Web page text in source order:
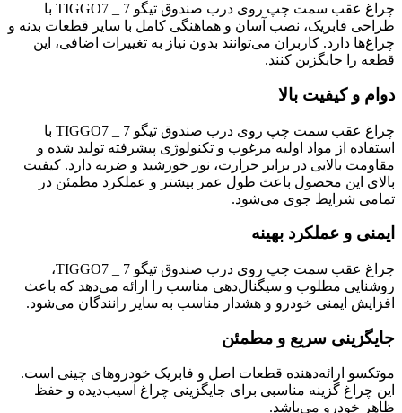
چراغ عقب سمت چپ روی درب صندوق تیگو 7 _ TIGGO7 با
طراحی فابریک، نصب آسان و هماهنگی کامل با سایر قطعات بدنه و
چراغ‌ها دارد. کاربران می‌توانند بدون نیاز به تغییرات اضافی، این
قطعه را جایگزین کنند.
دوام و کیفیت بالا
چراغ عقب سمت چپ روی درب صندوق تیگو 7 _ TIGGO7 با
استفاده از مواد اولیه مرغوب و تکنولوژی پیشرفته تولید شده و
مقاومت بالایی در برابر حرارت، نور خورشید و ضربه دارد. کیفیت
بالای این محصول باعث طول عمر بیشتر و عملکرد مطمئن در
تمامی شرایط جوی می‌شود.
ایمنی و عملکرد بهینه
چراغ عقب سمت چپ روی درب صندوق تیگو 7 _ TIGGO7،
روشنایی مطلوب و سیگنال‌دهی مناسب را ارائه می‌دهد که باعث
افزایش ایمنی خودرو و هشدار مناسب به سایر رانندگان می‌شود.
جایگزینی سریع و مطمئن
موتکسو ارائه‌دهنده قطعات اصل و فابریک خودروهای چینی است.
این چراغ گزینه مناسبی برای جایگزینی چراغ آسیب‌دیده و حفظ
ظاهر خودرو می‌باشد.